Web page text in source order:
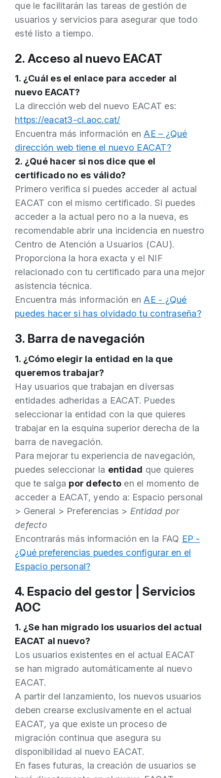
que le facilitarán las tareas de gestión de
usuarios y servicios para asegurar que todo
esté listo a tiempo.
2. Acceso al nuevo EACAT
1. ¿Cuál es el enlace para acceder al
nuevo EACAT?
La dirección web del nuevo EACAT es:
https://eacat3-cl.aoc.cat/
Encuentra más información en AE – ¿Qué
dirección web tiene el nuevo EACAT?
2. ¿Qué hacer si nos dice que el
certificado no es válido?
Primero verifica si puedes acceder al actual
EACAT con el mismo certificado. Si puedes
acceder a la actual pero no a la nueva, es
recomendable abrir una incidencia en nuestro
Centro de Atención a Usuarios (CAU).
Proporciona la hora exacta y el NIF
relacionado con tu certificado para una mejor
asistencia técnica.
Encuentra más información en AE - ¿Qué
puedes hacer si has olvidado tu contraseña?
3. Barra de navegación
1. ¿Cómo elegir la entidad en la que
queremos trabajar?
Hay usuarios que trabajan en diversas
entidades adheridas a EACAT. Puedes
seleccionar la entidad con la que quieres
trabajar en la esquina superior derecha de la
barra de navegación.
Para mejorar tu experiencia de navegación,
puedes seleccionar la entidad que quieres
que te salga por defecto en el momento de
acceder a EACAT, yendo a: Espacio personal
> General > Preferencias > Entidad por
defecto
Encontrarás más información en la FAQ EP -
¿Qué preferencias puedes configurar en el
Espacio personal?
4. Espacio del gestor | Servicios
AOC
1. ¿Se han migrado los usuarios del actual
EACAT al nuevo?
Los usuarios existentes en el actual EACAT
se han migrado automáticamente al nuevo
EACAT.
A partir del lanzamiento, los nuevos usuarios
deben crearse exclusivamente en el actual
EACAT, ya que existe un proceso de
migración continua que asegura su
disponibilidad al nuevo EACAT.
En fases futuras, la creación de usuarios se